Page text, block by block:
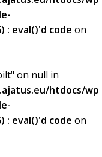
: eval()'d code on
on null in
htdocs/wp
: eval()'d code on